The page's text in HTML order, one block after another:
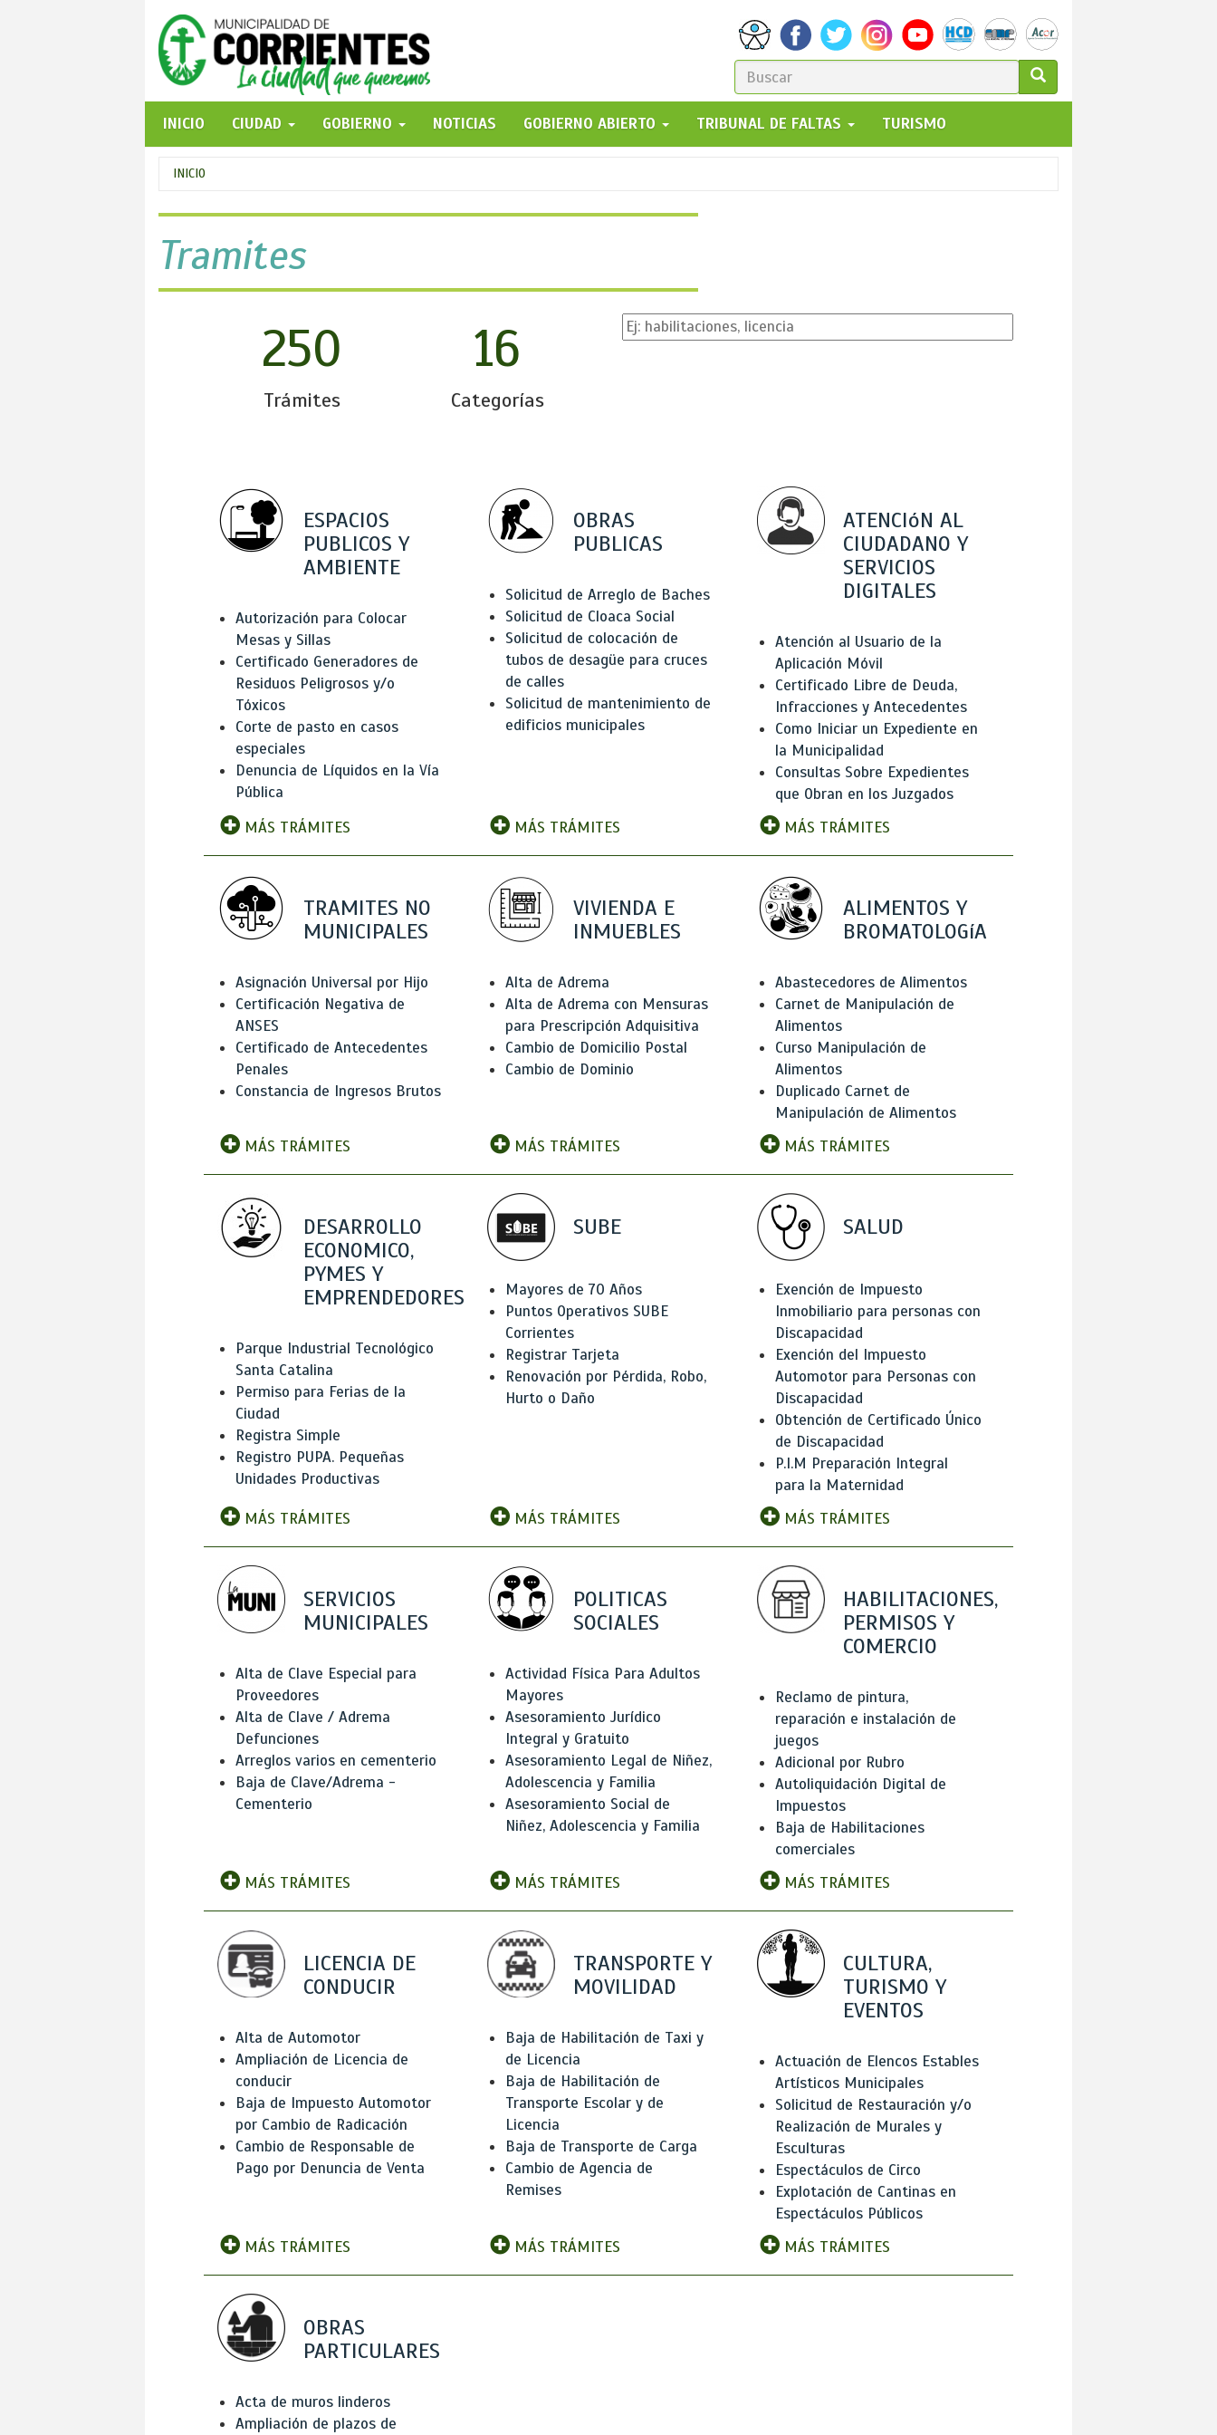
FORMULARIO
DE
BÚSQUEDA
GO!
INICIO
CIUDAD GOBIERNO NOTICIAS GOBIERNO ABIERTO TRIBUNAL DE FALTAS TURISMO
Se
encuentra
usted
aquí
INICIO
Tramites
250
Trámites
16
Categorías
ESPACIOS
PUBLICOS Y
AMBIENTE
Autorización para Colocar
Mesas y Sillas
Certificado Generadores de
Residuos Peligrosos y/o
Tóxicos
Corte de pasto en casos
especiales
Denuncia de Líquidos en la Vía
Pública
MÁS TRÁMITES
OBRAS
PUBLICAS
Solicitud de Arreglo de Baches
Solicitud de Cloaca Social
Solicitud de colocación de
tubos de desagüe para cruces
de calles
Solicitud de mantenimiento de
edificios municipales
MÁS TRÁMITES
ATENCIóN AL
CIUDADANO Y
SERVICIOS
DIGITALES
Atención al Usuario de la
Aplicación Móvil
Certificado Libre de Deuda,
Infracciones y Antecedentes
Como Iniciar un Expediente en
la Municipalidad
Consultas Sobre Expedientes
que Obran en los Juzgados
MÁS TRÁMITES
TRAMITES NO
MUNICIPALES
Asignación Universal por Hijo
Certificación Negativa de
ANSES
Certificado de Antecedentes
Penales
Constancia de Ingresos Brutos
MÁS TRÁMITES
VIVIENDA E
INMUEBLES
Alta de Adrema
Alta de Adrema con Mensuras
para Prescripción Adquisitiva
Cambio de Domicilio Postal
Cambio de Dominio
MÁS TRÁMITES
ALIMENTOS Y
BROMATOLOGíA
Abastecedores de Alimentos
Carnet de Manipulación de
Alimentos
Curso Manipulación de
Alimentos
Duplicado Carnet de
Manipulación de Alimentos
MÁS TRÁMITES
DESARROLLO
ECONOMICO,
PYMES Y
EMPRENDEDORES
Parque Industrial Tecnológico
Santa Catalina
Permiso para Ferias de la
Ciudad
Registra Simple
Registro PUPA. Pequeñas
Unidades Productivas
MÁS TRÁMITES
SUBE
Mayores de 70 Años
Puntos Operativos SUBE
Corrientes
Registrar Tarjeta
Renovación por Pérdida, Robo,
Hurto o Daño
MÁS TRÁMITES
SALUD
Exención de Impuesto
Inmobiliario para personas con
Discapacidad
Exención del Impuesto
Automotor para Personas con
Discapacidad
Obtención de Certificado Único
de Discapacidad
P.I.M Preparación Integral
para la Maternidad
MÁS TRÁMITES
SERVICIOS
MUNICIPALES
Alta de Clave Especial para
Proveedores
Alta de Clave / Adrema
Defunciones
Arreglos varios en cementerio
Baja de Clave/Adrema -
Cementerio
MÁS TRÁMITES
POLITICAS
SOCIALES
Actividad Física Para Adultos
Mayores
Asesoramiento Jurídico
Integral y Gratuito
Asesoramiento Legal de Niñez,
Adolescencia y Familia
Asesoramiento Social de
Niñez, Adolescencia y Familia
MÁS TRÁMITES
HABILITACIONES,
PERMISOS Y
COMERCIO
Reclamo de pintura,
reparación e instalación de
juegos
Adicional por Rubro
Autoliquidación Digital de
Impuestos
Baja de Habilitaciones
comerciales
MÁS TRÁMITES
LICENCIA DE
CONDUCIR
Alta de Automotor
Ampliación de Licencia de
conducir
Baja de Impuesto Automotor
por Cambio de Radicación
Cambio de Responsable de
Pago por Denuncia de Venta
MÁS TRÁMITES
TRANSPORTE Y
MOVILIDAD
Baja de Habilitación de Taxi y
de Licencia
Baja de Habilitación de
Transporte Escolar y de
Licencia
Baja de Transporte de Carga
Cambio de Agencia de
Remises
MÁS TRÁMITES
CULTURA,
TURISMO Y
EVENTOS
Actuación de Elencos Estables
Artísticos Municipales
Solicitud de Restauración y/o
Realización de Murales y
Esculturas
Espectáculos de Circo
Explotación de Cantinas en
Espectáculos Públicos
MÁS TRÁMITES
OBRAS
PARTICULARES
Acta de muros linderos
Ampliación de plazos de